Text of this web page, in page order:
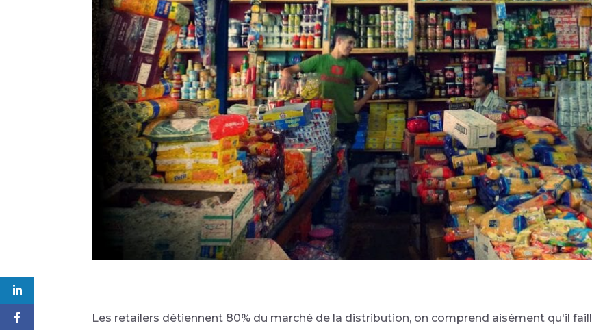
Les retailers détiennent 80% du marché de la distribution, on comprend aisément qu'il